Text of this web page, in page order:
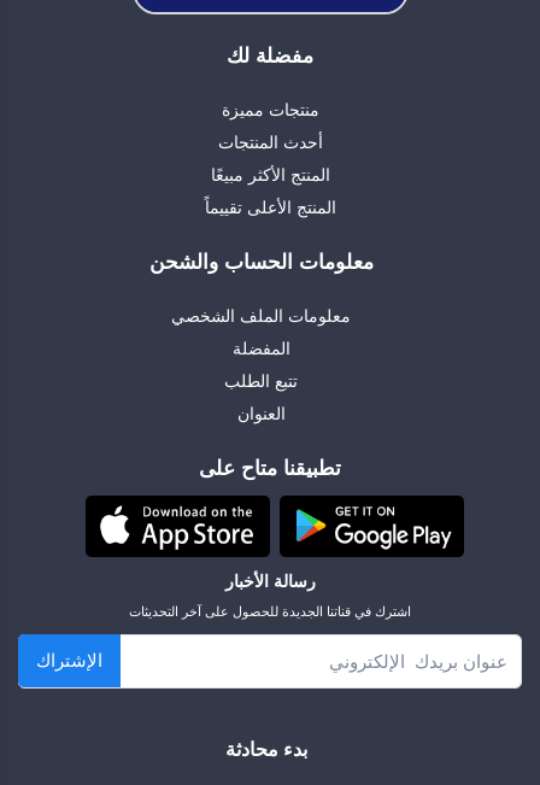
مفضلة لك
منتجات مميزة
أحدث المنتجات
المنتج الأكثر مبيعًا
المنتج الأعلى تقييماً
معلومات الحساب والشحن
معلومات الملف الشخصي
المفضلة
تتبع الطلب
العنوان
تطبيقنا متاح على
رسالة الأخبار
اشترك في قناتنا الجديدة للحصول على آخر التحديثات
الإشتراك
بدء محادثة